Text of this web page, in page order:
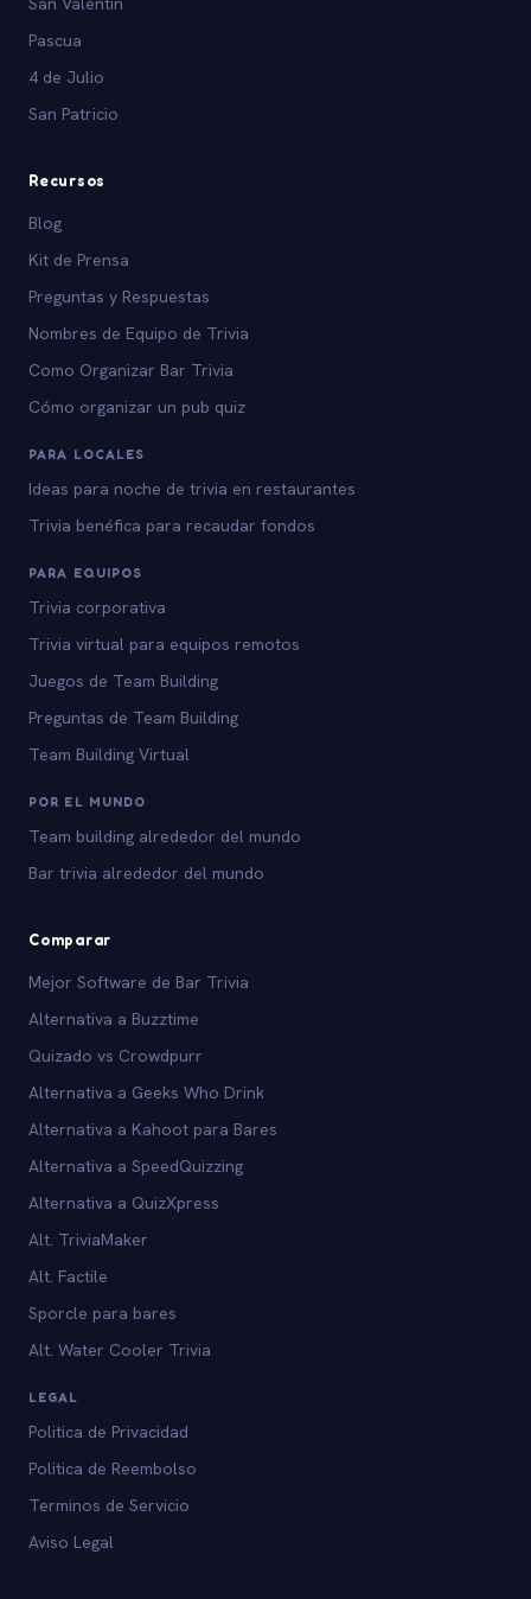
Pascua
4 de Julio
San Patricio
Recursos
Blog
Kit de Prensa
Preguntas y Respuestas
Nombres de Equipo de Trivia
Como Organizar Bar Trivia
Cómo organizar un pub quiz
PARA LOCALES
Ideas para noche de trivia en restaurantes
Trivia benéfica para recaudar fondos
PARA EQUIPOS
Trivia corporativa
Trivia virtual para equipos remotos
Juegos de Team Building
Preguntas de Team Building
Team Building Virtual
POR EL MUNDO
Team building alrededor del mundo
Bar trivia alrededor del mundo
Comparar
Mejor Software de Bar Trivia
Alternativa a Buzztime
Quizado vs Crowdpurr
Alternativa a Geeks Who Drink
Alternativa a Kahoot para Bares
Alternativa a SpeedQuizzing
Alternativa a QuizXpress
Alt. TriviaMaker
Alt. Factile
Sporcle para bares
Alt. Water Cooler Trivia
LEGAL
Politica de Privacidad
Politica de Reembolso
Terminos de Servicio
Aviso Legal